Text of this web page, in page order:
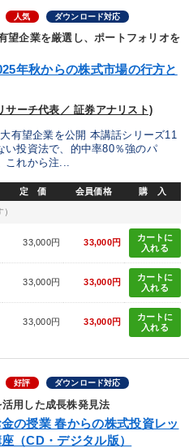
新いただけます。
人気 ダウンロード対応
望企業を厳選し、ポートフォリオを
年秋からの株式市場の行方と
サーチ代表／ 証券アナリスト)
有望企業を公開 本講話シリーズ11
い投資法で、的中率80％強のパ
これから注...
定 価 会員価格 購 入
33,000円 33,000円
カートに
入れる
33,000円 33,000円
カートに
入れる
33,000円 33,000円
カートに
入れる
好評 ダウンロード対応
用した成長株発見法
の授業 春からの株式投資レッ
（CD・デジタル版）